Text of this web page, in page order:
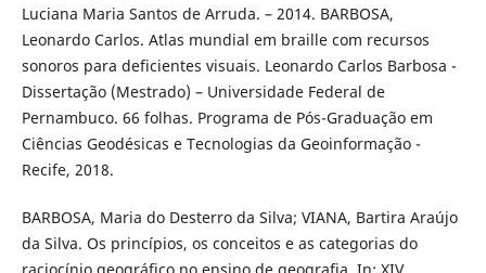
Luciana Maria Santos de Arruda. – 2014. BARBOSA,
Leonardo Carlos. Atlas mundial em braille com recursos
sonoros para deficientes visuais. Leonardo Carlos Barbosa -
Dissertação (Mestrado) – Universidade Federal de
Pernambuco. 66 folhas. Programa de Pós-Graduação em
Ciências Geodésicas e Tecnologias da Geoinformação -
Recife, 2018.
BARBOSA, Maria do Desterro da Silva; VIANA, Bartira Araújo
da Silva. Os princípios, os conceitos e as categorias do